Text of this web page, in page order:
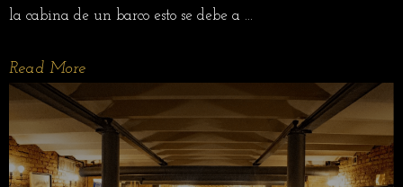
la cabina de un barco esto se debe a ...
Read More